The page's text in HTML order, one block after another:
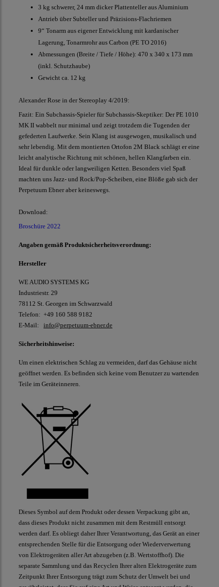
3 kg schwerer, 24 mm dicker Plattenteller aus Aluminium
Antrieb über Subteller und Präzisions-Flachriemen
9“ Tonarm aus eigener Entwicklung mit kardanischer
Lagerung, Tonarmrohr aus Carbon (PE TO 2016)
Abmessungen (Breite / Tiefe / Höhe): 470 x 340 x 173 mm
(inkl. Schutzhaube)
Gewicht ca. 12 kg
Alexander Rose in der Stereoplay 4/2019:
Fazit: Ein Subchassis-Spieler für Subchassis-Skeptiker: Der PE 1010
MK II wabbelt nur minimal und zeigt trotzdem die Tugenden der
gefederten Laufwerke. Sein Klang ist ausgewogen, musikalisch und
sehr lebendig. Mit dem montierten Ortofon 2M Black schlägt er eine
leicht analytische Richtung mit schönen, hellen Klangfarben ein.
Ideal für dunkle oder langweiligen Ketten. Besonders viel Spaß
machten uns Jazz- und Rock/Pop-Scheiben, eine Blöße gab sich der
Perpetuum Ebner aber keineswegs.
Download:
Broschüre 2022
Angaben gemäß Produktsicherheitsverordnung:
Hersteller
WE AUDIO SYSTEMS KG
Industriestr. 29
78112 St. Georgen im Schwarzwald
Telefon: +49 160 588 9182
E-Mail: info@perpetuum-ebner.de
Sicherheitshinweise:
Um einen elektrischen Schlag zu vermeiden, darf das Gehäuse nicht
geöffnet werden. Es befinden sich keine vom Benutzer zu wartenden
Teile im Geräteinneren.
Dieses Symbol auf dem Produkt oder dessen Verpackung gibt an,
dass dieses Produkt nicht zusammen mit dem Restmüll entsorgt
werden darf. Es obliegt daher Ihrer Verantwortung, das Gerät an einer
entsprechenden Stelle für die Entsorgung oder Wiederverwertung
von Elektrogeräten aller Art abzugeben (z.B. Wertstoffhof). Die
separate Sammlung und das Recyclen Ihrer alten Elektrogeräte zum
Zeitpunkt Ihrer Entsorgung trägt zum Schutz der Umwelt bei und